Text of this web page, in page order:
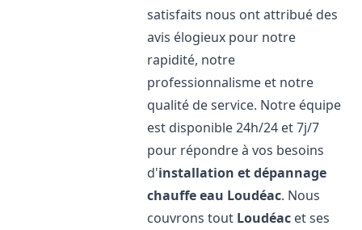
satisfaits nous ont attribué des
avis élogieux pour notre
rapidité, notre
professionnalisme et notre
qualité de service. Notre équipe
est disponible 24h/24 et 7j/7
pour répondre à vos besoins
d'installation et dépannage
chauffe eau Loudéac. Nous
couvrons tout Loudéac et ses